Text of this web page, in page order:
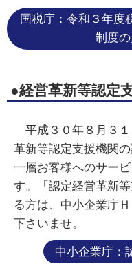
国税庁：令和３年度
制度
●経営革新等認定
平成３０年８月３１
革新等認定支援機関
一層お客様へのサー
す。「認定経営革新
る方は、中小企業庁
下さいませ。
中小企業庁：